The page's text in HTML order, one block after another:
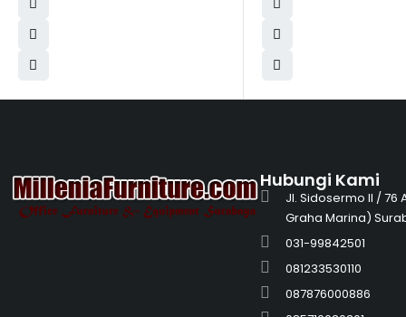
Hubungi Kami
Jl. Sidosermo II / 76
Graha Marina)
031-99842501
081233530110
087876000886